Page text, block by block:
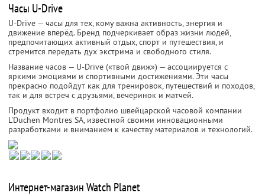
Часы U-Drive
U-Drive — часы для тех, кому важна активность, энергия и
движение вперёд. Бренд подчеркивает образ жизни людей,
предпочитающих активный отдых, спорт и путешествия, и
стремится передать дух экстрима и свободного стиля.
Название часов — U-Drive («твой движ») — ассоциируется с
яркими эмоциями и спортивными достижениями. Эти часы
прекрасно подойдут как для тренировок, путешествий и походов,
так и для встреч с друзьями, вечеринок и матчей.
Продукт входит в портфолио швейцарской часовой компании
L'Duchen Montres SA, известной своими инновационными
разработками и вниманием к качеству материалов и технологий.
Интернет-магазин Watch Planet